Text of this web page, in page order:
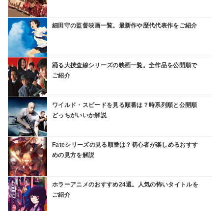
細田守の監督映画一覧。最新作や歴代代表作をご紹介
踊る大捜査線シリーズの映画一覧。全作品を公開順で
ご紹介
ワイルド・スピードを見る順番は？時系列順と公開順
どっちがいいか解説
Fateシリーズの見る順番は？初心者が楽しめるおすす
めの見方を解説
ホラーアニメのおすすめ24選。人気の怖いタイトルを
ご紹介